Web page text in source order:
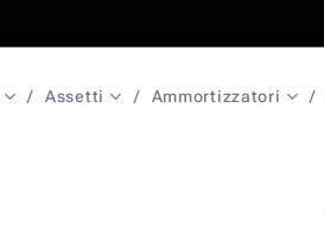
Assetti Ammortizzatori